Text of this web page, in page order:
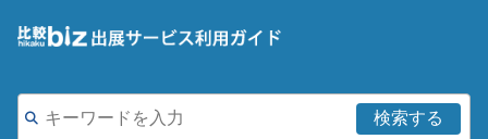
検索する